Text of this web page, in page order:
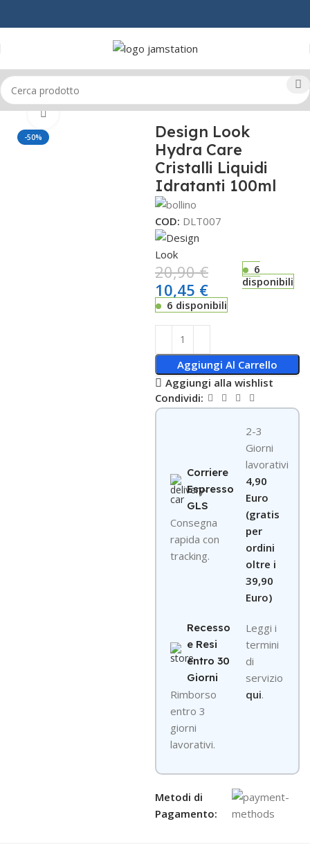
Home CAPELLI OLI & SIERI
-50%
Click to enlarge
Design Look
Hydra Care
Cristalli Liquidi
Idratanti 100ml
COD: DLT007
20,90€
10,45 €
6
disponibili
6 disponibili
Aggiungi Al Carrello
Aggiungi alla wishlist
Condividi:
Corriere
Espresso
GLS
Consegna
rapida con
tracking.
2-3
Giorni
lavorativi
4,90
Euro
(gratis
per
ordini
oltre i
39,90
Euro)
Recesso
e Resi
entro 30
Giorni
Rimborso
entro 3
giorni
lavorativi.
Leggi i
termini
di
servizio
qui.
Metodi di
Pagamento: